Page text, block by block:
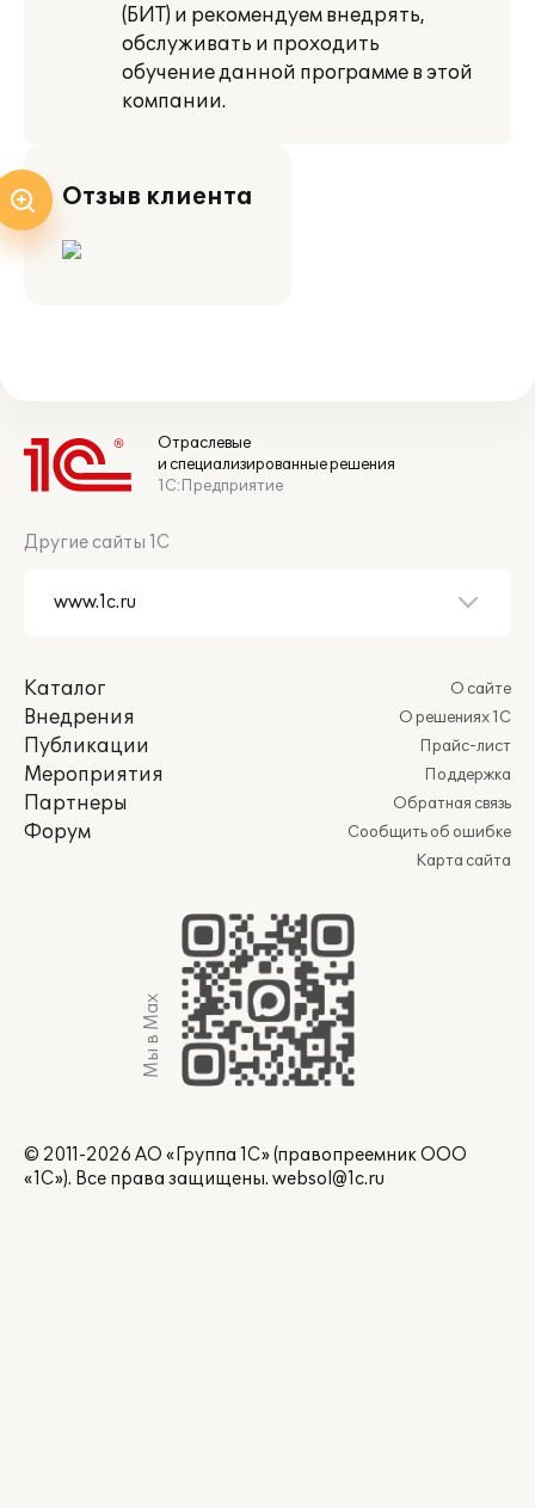
(БИТ) и рекомендуем внедрять,
обслуживать и проходить
обучение данной программе в этой
компании.
Отзыв клиента
Отраслевые
и специализированные решения
1С:Предприятие
Другие сайты 1С
Каталог
Внедрения
Публикации
Мероприятия
Партнеры
Форум
О сайте
О решениях 1С
Прайс-лист
Поддержка
Обратная связь
Сообщить об ошибке
Карта сайта
Мы в Max
© 2011-2026 АО «Группа 1С» (правопреемник ООО
«1С»). Все права защищены. websol@1c.ru